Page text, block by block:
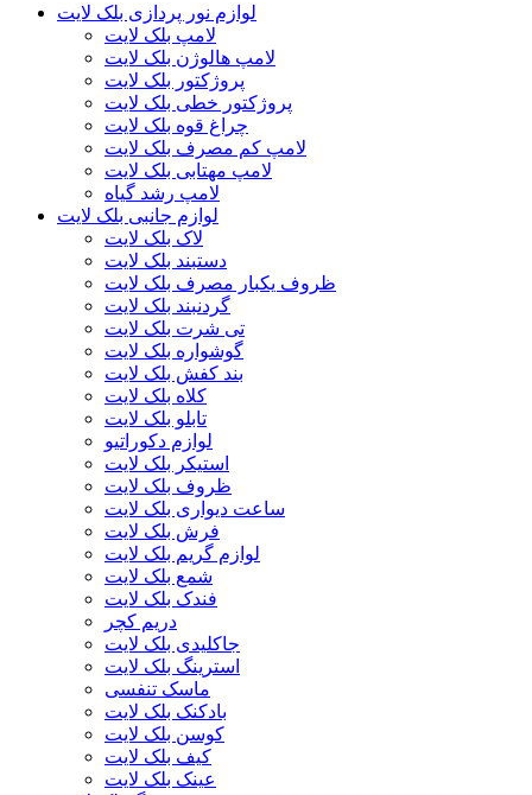
لوازم نور پردازی بلک لایت
لامپ بلک لایت
لامپ هالوژن بلک لایت
پروژکتور بلک لایت
پروژکتور خطی بلک لایت
چراغ قوه بلک لایت
لامپ کم مصرف بلک لایت
لامپ مهتابی بلک لایت
لامپ رشد گیاه
لوازم جانبی بلک لایت
لاک بلک لایت
دستبند بلک لایت
ظروف یکبار مصرف بلک لایت
گردنبند بلک لایت
تی شرت بلک لایت
گوشواره بلک لایت
بند کفش بلک لایت
کلاه بلک لایت
تابلو بلک لایت
لوازم دکوراتیو
استیکر بلک لایت
ظروف بلک لایت
ساعت دیواری بلک لایت
فرش بلک لایت
لوازم گریم بلک لایت
شمع بلک لایت
فندک بلک لایت
دریم کچر
جاکلیدی بلک لایت
استرینگ بلک لایت
ماسک تنفسی
بادکنک بلک لایت
کوسن بلک لایت
کیف بلک لایت
عینک بلک لایت